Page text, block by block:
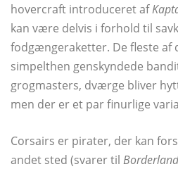
hovercraft introduceret af
kan være delvis i forhold til
fodgængeraketter. De fleste af
simpelthen genskyndede
grogmasters, dværge bliver
men der er et par finurlige
Corsairs er pirater, der kan
andet sted (svarer til